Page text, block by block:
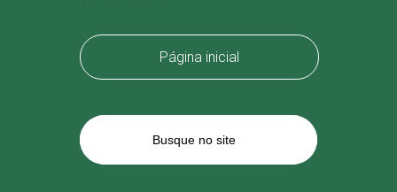
Página inicial